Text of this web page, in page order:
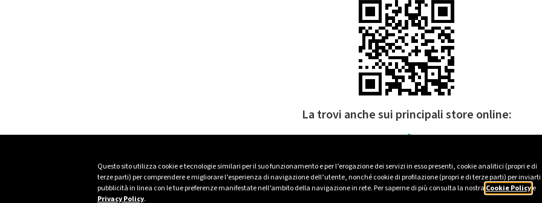
Questo sito utilizza cookie e tecnologie similari per il suo funzionamento e per l’erogazione dei servizi in esso presenti, cookie analitici (propri e di
terze parti) per comprendere e migliorare l’esperienza di navigazione dell’utente, nonché cookie di profilazione (propri e di terze parti) per inviarti
pubblicità in linea con le tue preferenze manifestate nell’ambito della navigazione in rete. Per saperne di più consulta la nostra Cookie Policye
Privacy Policy.
La trovi anche sui principali store online: